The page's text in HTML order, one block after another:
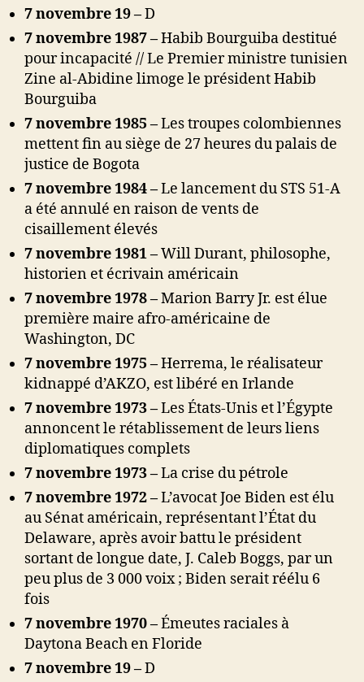
7 novembre 19 –D
7 novembre 1987 –Habib Bourguiba destitué
pour incapacité // Le Premier ministre tunisien
Zine al-Abidine limoge le président Habib
Bourguiba
7 novembre 1985 –Les troupes colombiennes
mettent fin au siège de 27 heures du palais de
justice de Bogota
7 novembre 1984 –Le lancement du STS 51-A
a été annulé en raison de vents de
cisaillement élevés
7 novembre 1981 –Will Durant, philosophe,
historien et écrivain américain
7 novembre 1978 –Marion Barry Jr. est élue
première maire afro-américaine de
Washington, DC
7 novembre 1975 –Herrema, le réalisateur
kidnappé d’AKZO, est libéré en Irlande
7 novembre 1973 –Les États-Unis et l’Égypte
annoncent le rétablissement de leurs liens
diplomatiques complets
7 novembre 1973 –La crise du pétrole
7 novembre 1972 –L’avocat Joe Biden est élu
au Sénat américain, représentant l’État du
Delaware, après avoir battu le président
sortant de longue date, J. Caleb Boggs, par un
peu plus de 3 000 voix ; Biden serait réélu 6
fois
7 novembre 1970 –Émeutes raciales à
Daytona Beach en Floride
7 novembre 19 –D